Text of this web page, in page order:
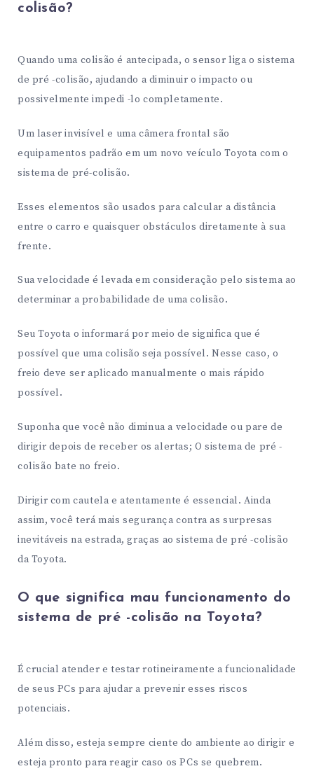
colisão?
Quando uma colisão é antecipada, o sensor liga o sistema
de pré -colisão, ajudando a diminuir o impacto ou
possivelmente impedi -lo completamente.
Um laser invisível e uma câmera frontal são
equipamentos padrão em um novo veículo Toyota com o
sistema de pré-colisão.
Esses elementos são usados ​​para calcular a distância
entre o carro e quaisquer obstáculos diretamente à sua
frente.
Sua velocidade é levada em consideração pelo sistema ao
determinar a probabilidade de uma colisão.
Seu Toyota o informará por meio de significa que é
possível que uma colisão seja possível. Nesse caso, o
freio deve ser aplicado manualmente o mais rápido
possível.
Suponha que você não diminua a velocidade ou pare de
dirigir depois de receber os alertas; O sistema de pré -
colisão bate no freio.
Dirigir com cautela e atentamente é essencial. Ainda
assim, você terá mais segurança contra as surpresas
inevitáveis ​​na estrada, graças ao sistema de pré -colisão
da Toyota.
O que significa mau funcionamento do
sistema de pré -colisão na Toyota?
É crucial atender e testar rotineiramente a funcionalidade
de seus PCs para ajudar a prevenir esses riscos
potenciais.
Além disso, esteja sempre ciente do ambiente ao dirigir e
esteja pronto para reagir caso os PCs se quebrem.